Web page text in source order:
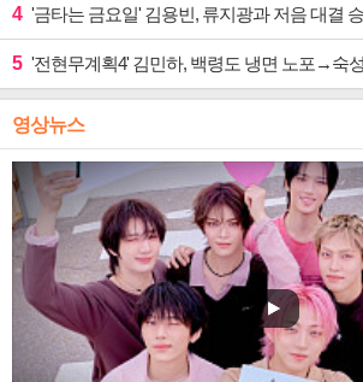
4 '금타는 금요일' 김용빈, 류지광과 저음 대결
5 '전현무계획4' 김민하, 백령도 냉면 노포→숙성 광어초
영상뉴스